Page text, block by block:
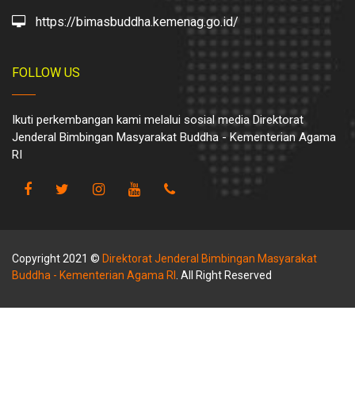
https://bimasbuddha.kemenag.go.id/
FOLLOW US
Ikuti perkembangan kami melalui sosial media Direktorat
Jenderal Bimbingan Masyarakat Buddha - Kementerian Agama
RI
Copyright 2021 © Direktorat Jenderal Bimbingan Masyarakat
Buddha - Kementerian Agama RI . All Right Reserved